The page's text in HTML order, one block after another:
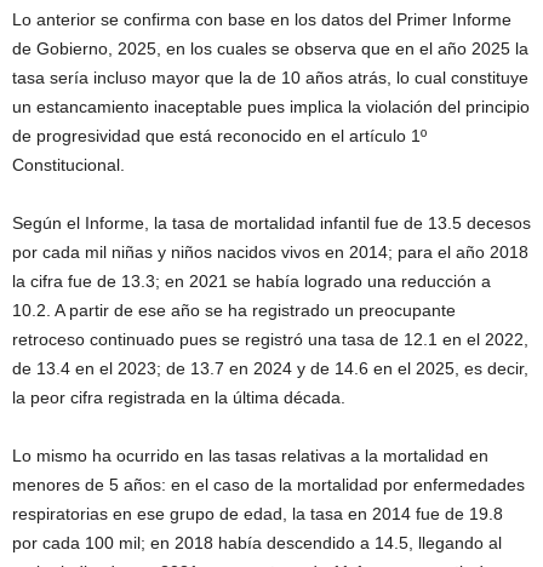
Lo anterior se confirma con base en los datos del Primer Informe
de Gobierno, 2025, en los cuales se observa que en el año 2025 la
tasa sería incluso mayor que la de 10 años atrás, lo cual constituye
un estancamiento inaceptable pues implica la violación del principio
de progresividad que está reconocido en el artículo 1º
Constitucional.
Según el Informe, la tasa de mortalidad infantil fue de 13.5 decesos
por cada mil niñas y niños nacidos vivos en 2014; para el año 2018
la cifra fue de 13.3; en 2021 se había logrado una reducción a
10.2. A partir de ese año se ha registrado un preocupante
retroceso continuado pues se registró una tasa de 12.1 en el 2022,
de 13.4 en el 2023; de 13.7 en 2024 y de 14.6 en el 2025, es decir,
la peor cifra registrada en la última década.
Lo mismo ha ocurrido en las tasas relativas a la mortalidad en
menores de 5 años: en el caso de la mortalidad por enfermedades
respiratorias en ese grupo de edad, la tasa en 2014 fue de 19.8
por cada 100 mil; en 2018 había descendido a 14.5, llegando al